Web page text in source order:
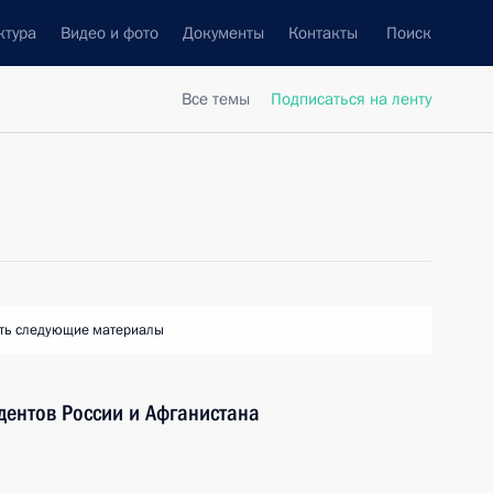
Видео и фото Документы Контакты Поиск
Все темы Подписаться на ленту
следующие материалы
России и Афганистана